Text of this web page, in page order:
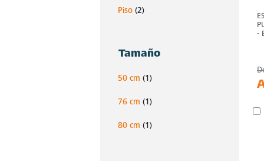
Piso (2)
Tamaño
50 cm (1)
76 cm (1)
80 cm (1)
-